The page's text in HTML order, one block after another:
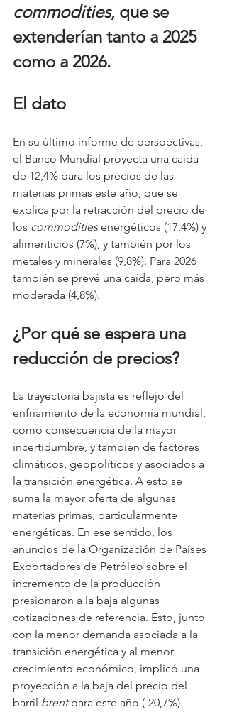
commodities, que se
extenderían tanto a 2025
como a 2026.
El dato
En su último informe de perspectivas,
el Banco Mundial proyecta una caída
de 12,4% para los precios de las
materias primas este año, que se
explica por la retracción del precio de
los commodities energéticos (17,4%) y
alimenticios (7%), y también por los
metales y minerales (9,8%). Para 2026
también se prevé una caída, pero más
moderada (4,8%).
¿Por qué se espera una
reducción de precios?
La trayectoria bajista es reflejo del
enfriamiento de la economía mundial,
como consecuencia de la mayor
incertidumbre, y también de factores
climáticos, geopolíticos y asociados a
la transición energética. A esto se
suma la mayor oferta de algunas
materias primas, particularmente
energéticas. En ese sentido, los
anuncios de la Organización de Países
Exportadores de Petróleo sobre el
incremento de la producción
presionaron a la baja algunas
cotizaciones de referencia. Esto, junto
con la menor demanda asociada a la
transición energética y al menor
crecimiento económico, implicó una
proyección a la baja del precio del
barril brent para este año (-20,7%).